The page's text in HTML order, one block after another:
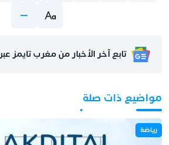
تابع آخر الأخبار من مغرب تايمز عبر Google News
مواضيع ذات صلة
رياضة